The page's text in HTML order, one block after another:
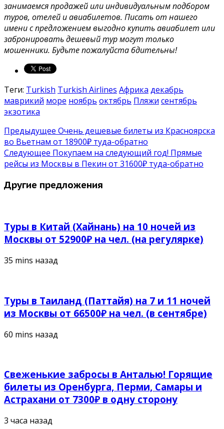
занимаемся продажей или индивидуальным подбором
туров, отелей и авиабилетов. Писать от нашего
имени с предложением выгодно купить авиабилет или
забронировать дешевый тур могут только
мошенники. Будьте пожалуйста бдительны!
Теги: Turkish Turkish Airlines Африка декабрь
маврикий море ноябрь октябрь Пляжи сентябрь
экзотика
Предыдущее Очень дешевые билеты из Красноярска
во Вьетнам от 18900₽ туда-обратно
Следующее Покупаем на следующий год! Прямые
рейсы из Москвы в Пекин от 31600₽ туда-обратно
Другие предложения
Туры в Китай (Хайнань) на 10 ночей из
Москвы от 52900₽ на чел. (на регулярке)
35 mins назад
Туры в Таиланд (Паттайя) на 7 и 11 ночей
из Москвы от 66500₽ на чел. (в сентябре)
60 mins назад
Свеженькие забросы в Анталью! Горящие
билеты из Оренбурга, Перми, Самары и
Астрахани от 7300₽ в одну сторону
3 часа назад